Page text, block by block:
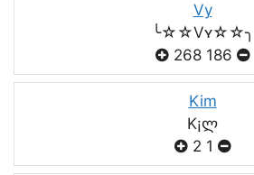
Vy
╰☆☆Vʏ☆☆╮
268 186
Kim
K¡ლ
2 1